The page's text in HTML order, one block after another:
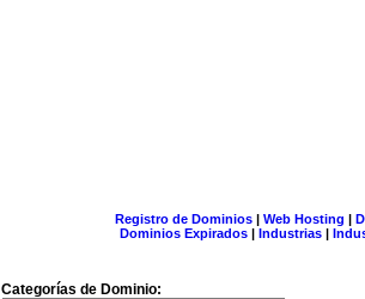
Registro de Dominios| Web Hosting |
Dominios Expirados | Industrias |
Categorías de Dominio: